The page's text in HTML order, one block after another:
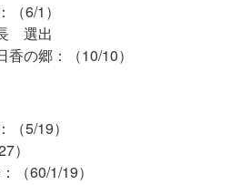
6/1）
選出
の郷：（10/10）
5/19）
）
（60/1/19）